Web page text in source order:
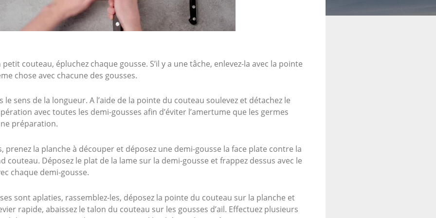
petit couteau, épluchez chaque gousse. S’il y a une tâche, enlevez-la avec la pointe
chose avec chacune des gousses.
le sens de la longueur. A l’aide de la pointe du couteau soulevez et détachez le
avec toutes les demi-gousses afin d’éviter l’amertume que les germes
préparation.
prenez la planche à découper et déposez une demi-gousse la face plate contre la
couteau. Déposez le plat de la lame sur la demi-gousse et frappez dessus avec le
chaque demi-gousse.
sont aplaties, rassemblez-les, déposez la pointe du couteau sur la planche et
rapide, abaissez le talon du couteau sur les gousses d’ail. Effectuez plusieurs